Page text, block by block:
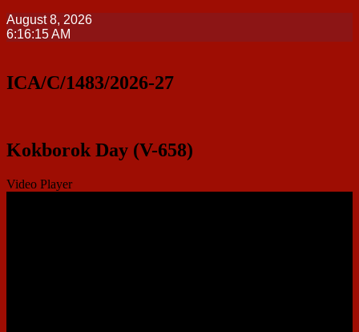
August 8, 2026
6:16:16 AM
ICA/C/1483/2026-27
Kokborok Day (V-658)
Video Player